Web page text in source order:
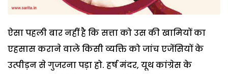
ऐसा पहली बार नहीं है कि सत्ता को उस की खामियों का
एहसास कराने वाले किसी व्यक्ति को जांच एजेंसियों के
उत्पीड़न से गुजरना पड़ा हो. हर्ष मंदर, यूथ कांग्रेस के